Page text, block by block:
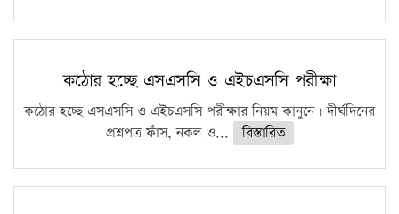
কঠোর হচ্ছে এসএসসি ও এইচএসসি পরীক্ষা
কঠোর হচ্ছে এসএসসি ও এইচএসসি পরীক্ষার নিয়ম কানুনে। দীর্ঘদিনের
প্রশ্নপত্র ফাঁস, নকল ও...
বিস্তারিত